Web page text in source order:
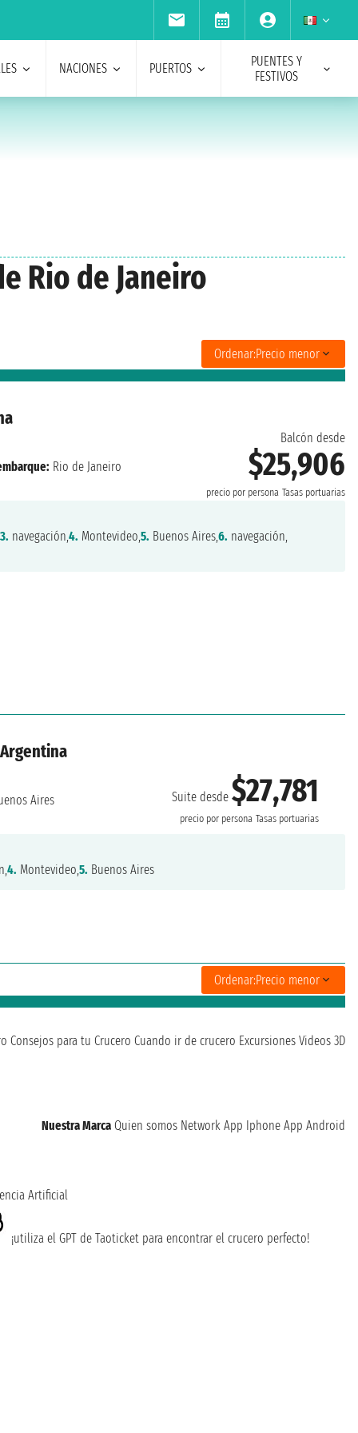
NACIONES PUERTOS
PUENTES Y
FESTIVOS
Rio de Janeiro
Ordenar:Precio menor
Balcón desde
$25,906
precio por persona Tasas portuarias
Rio de Janeiro
3. navegación,4. Montevideo,5. Buenos Aires,6. navegación,
Suite desde$27,781
precio por persona Tasas portuarias
Aires
4. Montevideo,5. Buenos Aires
Ordenar:Precio menor
Consejos para tu Crucero Cuando ir de crucero Excursiones Videos 3D
Nuestra Marca Quien somos Network App Iphone App Android
Artificial
¡utiliza el GPT de Taoticket para encontrar el crucero perfecto!